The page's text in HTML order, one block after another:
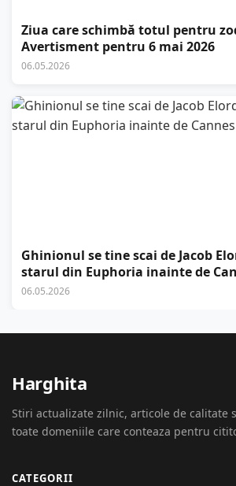
Ziua care schimbă totul pentru
Avertisment pentru 6 mai 2026
06.05.2026
Ghinionul se tine scai de Jacob
starul din Euphoria inainte de
06.05.2026
Harghita
Stiri actualizate zilnic, articole de calitate
toate domeniile care conteaza pentru
CATEGORII